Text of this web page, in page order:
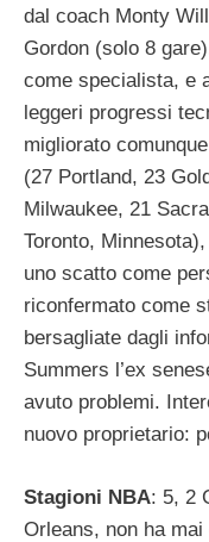
dal coach Monty
Gordon (solo 8
come specialista, e
leggeri progressi
migliorato
(27 Portland, 23
Milwaukee, 21
Toronto,
uno scatto come
riconfermato come
bersagliate dagli
Summers l’ex
avuto problemi.
nuovo proprietario:
Stagioni NBA: 5, 2
Orleans, non ha